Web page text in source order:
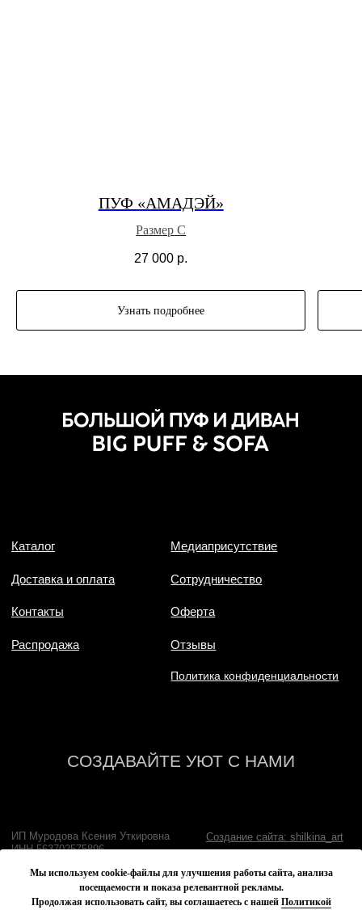
Мы используем cookie-файлы для улучшения работы сайта, анализа
посещаемости и показа релевантной рекламы.
Продолжая использовать сайт, вы соглашаетесь с нашей Политикой
ПУФ «АМАДЭЙ»
Размер С
27 000 р.
Узнать подробнее